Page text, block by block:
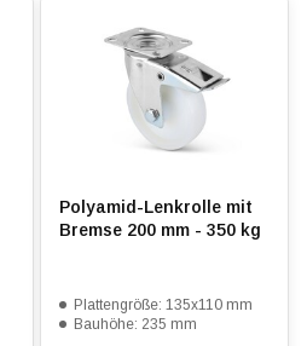
Polyamid-Lenkrolle mit
Bremse 200 mm - 350 kg
Plattengröße: 135x110 mm
Bauhöhe: 235 mm